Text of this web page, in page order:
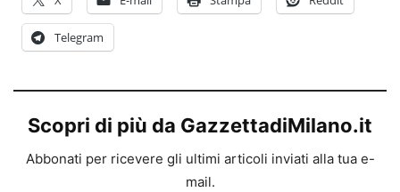
Telegram
Scopri di più da GazzettadiMilano.it
Abbonati per ricevere gli ultimi articoli inviati alla tua e-
mail.